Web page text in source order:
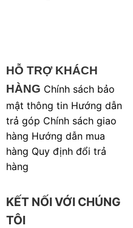
HỖ TRỢ KHÁCH
HÀNG Chính sách bảo
mật thông tin Hướng dẫn
trả góp Chính sách giao
hàng Hướng dẫn mua
hàng Quy định đổi trả
hàng
KẾT NỐI VỚI CHÚNG
TÔI